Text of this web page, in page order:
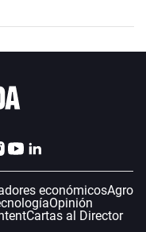
económicosAgro
Opinión
Cartas al Director